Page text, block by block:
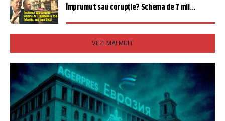
Împrumut sau corupție? Schema de 7 mil...
VEZI MAI MULT